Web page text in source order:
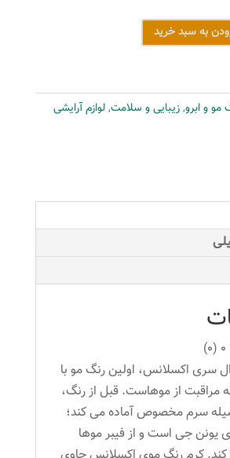
به سبد خرید
مو و ابرو,زیبایی و سلامت,لوازم آرایشی
0
(
0
)
سری اکسلانس، اولین رنگ مو با
مراقبت از موهاست. قبل از رنگ،
سرم مخصوص آماده می کند؛
یونن جی است و از فیبر موها